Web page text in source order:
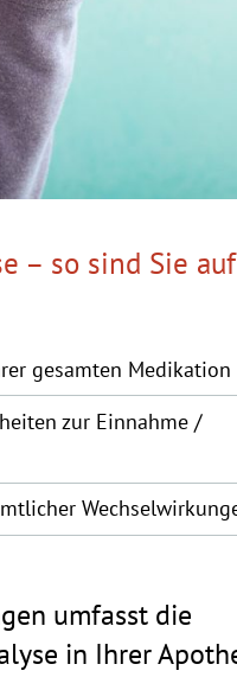
– so sind Sie
gesamten Medikation
zur Einnahme /
umfasst die
in Ihrer